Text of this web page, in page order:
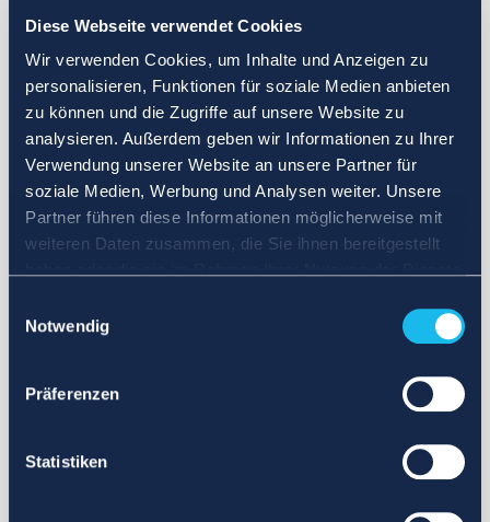
Diese Webseite verwendet Cookies
Wir verwenden Cookies, um Inhalte und Anzeigen zu
personalisieren, Funktionen für soziale Medien anbieten
zu können und die Zugriffe auf unsere Website zu
analysieren. Außerdem geben wir Informationen zu Ihrer
Verwendung unserer Website an unsere Partner für
soziale Medien, Werbung und Analysen weiter. Unsere
Partner führen diese Informationen möglicherweise mit
weiteren Daten zusammen, die Sie ihnen bereitgestellt
Notwendig
Präferenzen
Statistiken